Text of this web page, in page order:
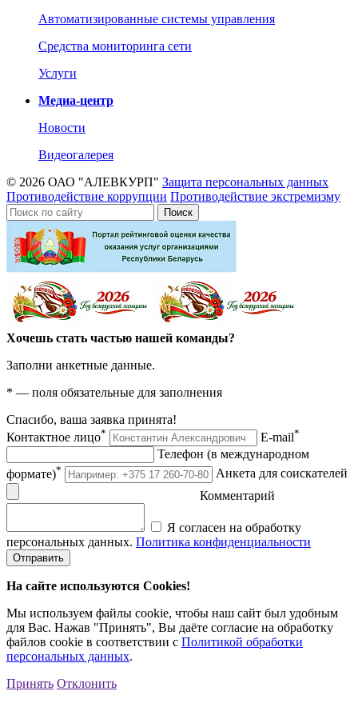
Автоматизированные системы управления
Средства мониторинга сети
Услуги
Медиа-центр
Новости
Видеогалерея
© 2026 ОАО "АЛЕВКУРП" Защита персональных данных
Противодействие коррупции Противодействие экстремизму
Поиск
Хочешь стать частью нашей команды?
Заполни анкетные данные.
* — поля обязательные для заполнения
Спасибо, ваша заявка принята!
Контактное лицо* E-mail*
Телефон (в международном
формате)*
Анкета для соискателей
Комментарий
Я согласен на обработку
персональных данных. Политика конфиденциальности
Отправить
На сайте используются Cookies!
Мы используем файлы cookie, чтобы наш сайт был удобным
для Вас. Нажав "Принять", Вы даёте согласие на обработку
файлов cookie в соответствии с Политикой обработки
персональных данных.
Принять Отклонить